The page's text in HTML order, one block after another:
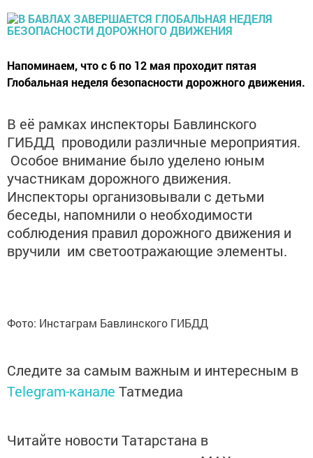
Напоминаем, что с 6 по 12 мая проходит пятая
Глобальная неделя безопасности дорожного движения.
В её рамках инспекторы Бавлинского
ГИБДД проводили различные мероприятия.
Особое внимание было уделено юным
участникам дорожного движения.
Инспекторы организовывали с детьми
беседы, напомнили о необходимости
соблюдения правил дорожного движения и
вручили им светоотражающие элементы.
Фото: Инстаграм Бавлинского ГИБДД
Следите за самым важным и интересным в
Telegram-канале Татмедиа
Читайте новости Татарстана в